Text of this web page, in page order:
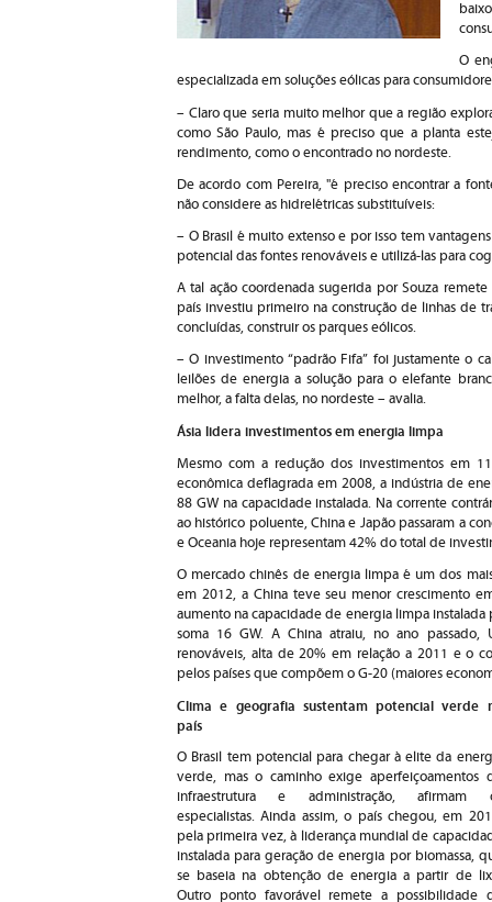
O
especializada em soluções eólicas para
– Claro que seria muito melhor que a região
como São Paulo, mas é preciso que a planta
rendimento, como o encontrado no nordeste.
De acordo com Pereira, "é preciso encontrar a
não considere as hidrelétricas substituíveis:
– O Brasil é muito extenso e por isso tem
potencial das fontes renováveis e utilizá-las para
A tal ação coordenada sugerida por Souza
país investiu primeiro na construção de linhas de
concluídas, construir os parques eólicos.
– O investimento “padrão Fifa” foi justamente o
leilões de energia a solução para o elefante
melhor, a falta delas, no nordeste – avalia.
Ásia lidera investimentos em energia limpa
Mesmo com a redução dos investimentos em
econômica deflagrada em 2008, a indústria de
88 GW na capacidade instalada. Na corrente
ao histórico poluente, China e Japão passaram a
e Oceania hoje representam 42% do total de
O mercado chinês de energia limpa é um dos
em 2012, a China teve seu menor crescimento
aumento na capacidade de energia limpa instalada
soma 16 GW. A China atraiu, no ano
renováveis, alta de 20% em relação a 2011 e o
pelos países que compõem o G-20 (maiores
Clima e geografia sustentam potencial verde
país
O Brasil tem potencial para chegar à elite da
verde, mas o caminho exige aperfeiçoamentos
infraestrutura e administração, afirmam
especialistas. Ainda assim, o país chegou, em
pela primeira vez, à liderança mundial de
instalada para geração de energia por biomassa,
se baseia na obtenção de energia a partir de
Outro ponto favorável remete a possibilidade